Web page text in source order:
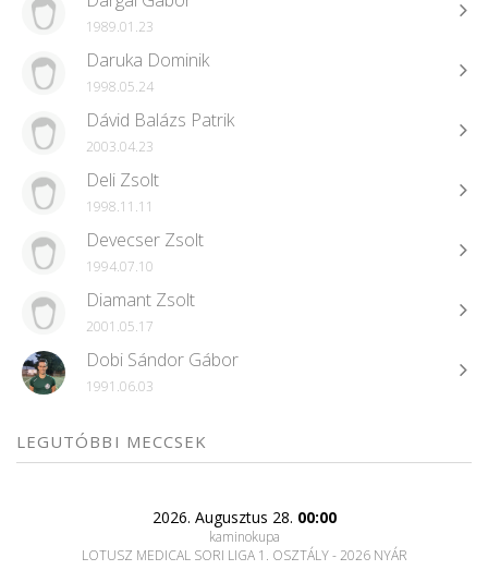
1989.01.23
Daruka Dominik
1998.05.24
Dávid Balázs Patrik
2003.04.23
Deli Zsolt
1998.11.11
Devecser Zsolt
1994.07.10
Diamant Zsolt
2001.05.17
Dobi Sándor Gábor
1991.06.03
LEGUTÓBBI MECCSEK
2026. Augusztus 28. 00:00
kaminokupa
LOTUSZ MEDICAL SORI LIGA 1. OSZTÁLY - 2026 NYÁR